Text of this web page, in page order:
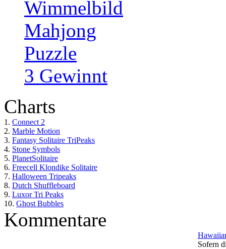
Wimmelbild
Mahjong
Puzzle
3 Gewinnt
Charts
1. Connect 2
2. Marble Motion
3. Fantasy Solitaire TriPeaks
4. Stone Symbols
5. PlanetSolitaire
6. Freecell Klondike Solitaire
7. Halloween Tripeaks
8. Dutch Shuffleboard
9. Luxor Tri Peaks
10. Ghost Bubbles
Kommentare
Sofern